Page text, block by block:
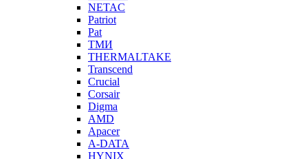
NETAC
Patriot
Pat
ТМИ
THERMALTAKE
Transcend
Crucial
Corsair
Digma
AMD
Apacer
A-DATA
HYNIX